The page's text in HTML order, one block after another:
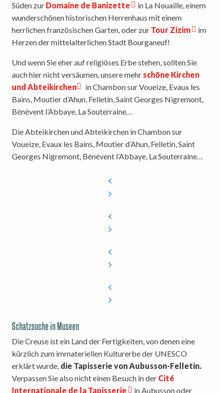
Süden zur Domaine de Banizette
in La Nouaille, einem
wunderschönen historischen Herrenhaus mit einem
herrlichen französischen Garten, oder zur Tour Zizim
im
Herzen der mittelalterlichen Stadt Bourganeuf!
Und wenn Sie eher auf religiöses Erbe stehen, sollten Sie
auch hier nicht versäumen, unsere mehr schöne Kirchen
und Abteikirchen
in Chambon sur Voueize, Evaux les
Bains, Moutier d’Ahun, Felletin, Saint Georges Nigremont,
Bénévent l’Abbaye, La Souterraine…
Die Abteikirchen und Abteikirchen in Chambon sur
Voueize, Evaux les Bains, Moutier d’Ahun, Felletin, Saint
Georges Nigremont, Bénévent l’Abbaye, La Souterraine…
Schatzsuche in Museen
Die Creuse ist ein Land der Fertigkeiten, von denen eine
kürzlich zum immateriellen Kulturerbe der UNESCO
erklärt wurde, die Tapisserie von Aubusson-Felletin.
Verpassen Sie also nicht einen Besuch in der Cité
Internationale de la Tapisserie
in Aubusson oder